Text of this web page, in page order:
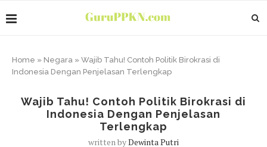
Home » Negara » Wajib Tahu! Contoh Politik Birokrasi di
Indonesia Dengan Penjelasan Terlengkap
Wajib Tahu! Contoh Politik Birokrasi di
Indonesia Dengan Penjelasan
Terlengkap
written byDewinta Putri